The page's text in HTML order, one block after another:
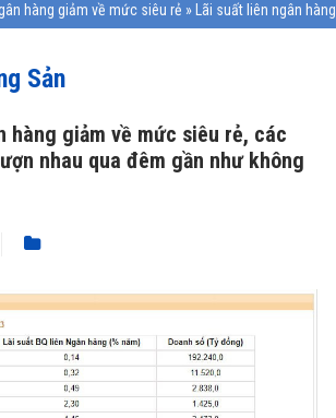
hàng giảm về mức siêu rẻ » Lãi suất liên ngân hàng
Sản
hàng giảm về mức siêu rẻ, các
nhau qua đêm gần như không